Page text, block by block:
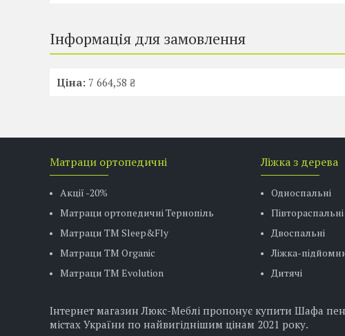
Інформація для замовлення
Ціна: 7 664,58 ₴
Матраци ортопедичні
Акції -20%
Матраци ортопедичні Тернопіль
Матраци ТМ Sleep&Fly
Матраци TM Organic
Матраци ТМ Evolution
Ліжка з дерева
Односпальні
Півтораспальні
Двоспальні
Ліжка-
Дитячі
Інтернет магазин Люкс-Меблі пропонує купити Шафа
містах України по найвигіднішим цінам 2021 року.